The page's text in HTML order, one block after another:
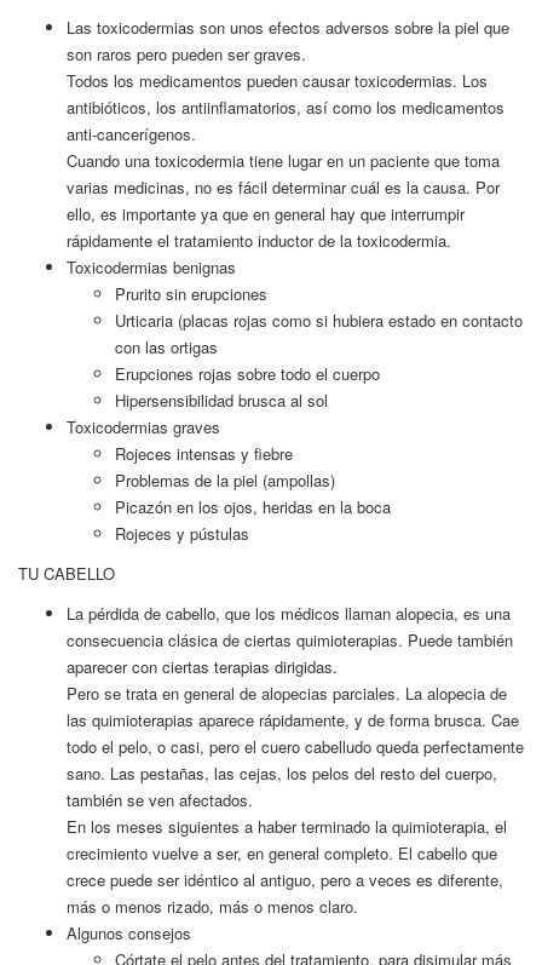
Las toxicodermias son unos efectos adversos sobre la piel que
son raros pero pueden ser graves.
Todos los medicamentos pueden causar toxicodermias. Los
antibióticos, los antiinflamatorios, así como los medicamentos
anti-cancerígenos.
Cuando una toxicodermia tiene lugar en un paciente que toma
varias medicinas, no es fácil determinar cuál es la causa. Por
ello, es importante ya que en general hay que interrumpir
rápidamente el tratamiento inductor de la toxicodermia.
Toxicodermias benignas
Prurito sin erupciones
Urticaria (placas rojas como si hubiera estado en contacto
con las ortigas
Erupciones rojas sobre todo el cuerpo
Hipersensibilidad brusca al sol
Toxicodermias graves
Rojeces intensas y fiebre
Problemas de la piel (ampollas)
Picazón en los ojos, heridas en la boca
Rojeces y pústulas
TU CABELLO
La pérdida de cabello, que los médicos llaman alopecia, es una
consecuencia clásica de ciertas quimioterapias. Puede también
aparecer con ciertas terapias dirigidas.
Pero se trata en general de alopecias parciales. La alopecia de
las quimioterapias aparece rápidamente, y de forma brusca. Cae
todo el pelo, o casi, pero el cuero cabelludo queda perfectamente
sano. Las pestañas, las cejas, los pelos del resto del cuerpo,
también se ven afectados.
En los meses siguientes a haber terminado la quimioterapia, el
crecimiento vuelve a ser, en general completo. El cabello que
crece puede ser idéntico al antiguo, pero a veces es diferente,
más o menos rizado, más o menos claro.
Algunos consejos
Córtate el pelo antes del tratamiento, para disimular más